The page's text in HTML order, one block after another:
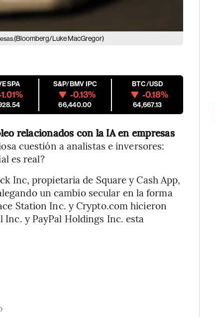
(Bloomberg/Luke MacGregor)
S&P/BMV IPC
-0.13%
66,440.00
BTC/USD
-0.18%
64,667.13
relacionados con la IA en empresas
cuestión a analistas e inversores:
es real?
Inc, propietaria de Square y Cash App,
un cambio secular en la forma
Station Inc. y Crypto.com hicieron
y PayPal Holdings Inc. esta